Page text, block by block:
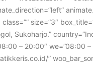
size=”3″
Sukoharjo.”
– 20:00″ we=”08:00
”